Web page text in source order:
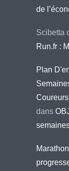
de
Scibetta
Run.fr :
Plan
dans